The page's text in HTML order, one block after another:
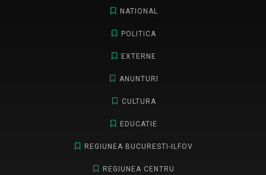
NATIONAL
POLITICA
EXTERNE
ANUNTURI
CULTURA
EDUCATIE
REGIUNEA BUCURESTI-ILFOV
REGIUNEA CENTRU